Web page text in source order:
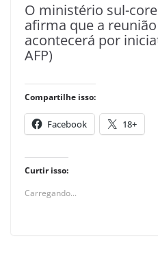
O ministério sul-
afirma que a
acontecerá por
AFP)
Compartilhe isso:
Facebook 18+
Curtir isso:
Carregando...